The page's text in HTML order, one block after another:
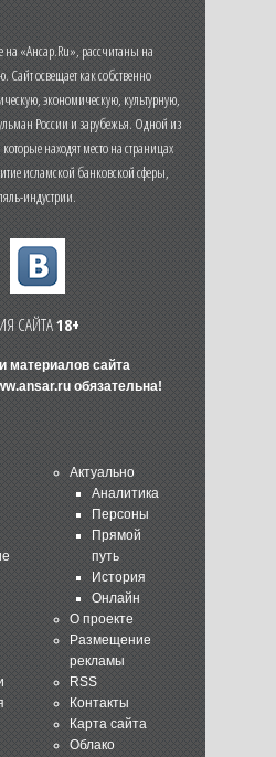
«Ансар.Ru», рассчитаны на
освещает как собственно
экономическую, культурную,
России и зарубежья. Одной из
находят место на страницах
исламской банковской сферы,
индустрии.
САЙТА18+
материалов сайта
обязательна!
Актуально
Аналитика
Персоны
Прямой
путь
История
Онлайн
О проекте
Размещение
рекламы
RSS
Контакты
Карта сайта
Облако